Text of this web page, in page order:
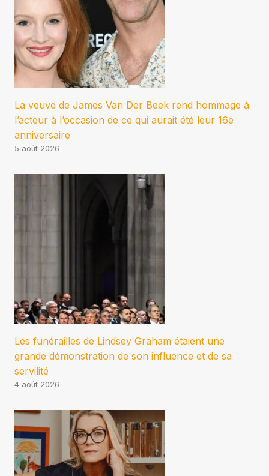
La veuve de James Van Der Beek rend hommage à
l’acteur à l’occasion de ce qui aurait été leur 16e
anniversaire
5 août 2026
Les funérailles de Lindsey Graham étaient une
grande démonstration de son influence et de sa
servilité
4 août 2026